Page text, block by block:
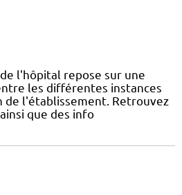
l'hôpital repose sur une
les différentes instances
de l'établissement. Retrouvez
que des info